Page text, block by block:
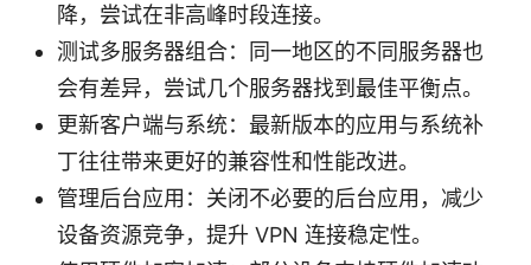
降，尝试在非高峰时段连接。
测试多服务器组合：同一地区的不同服务器也
会有差异，尝试几个服务器找到最佳平衡点。
更新客户端与系统：最新版本的应用与系统补
丁往往带来更好的兼容性和性能改进。
管理后台应用：关闭不必要的后台应用，减少
设备资源竞争，提升 VPN 连接稳定性。